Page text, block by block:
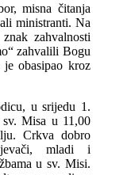
misna čitanja
ministranti. Na
zahvalnosti
zahvalili Bogu
obasipao kroz
u srijedu 1.
Misa u 11,00
Crkva dobro
mladi i
u sv. Misi.